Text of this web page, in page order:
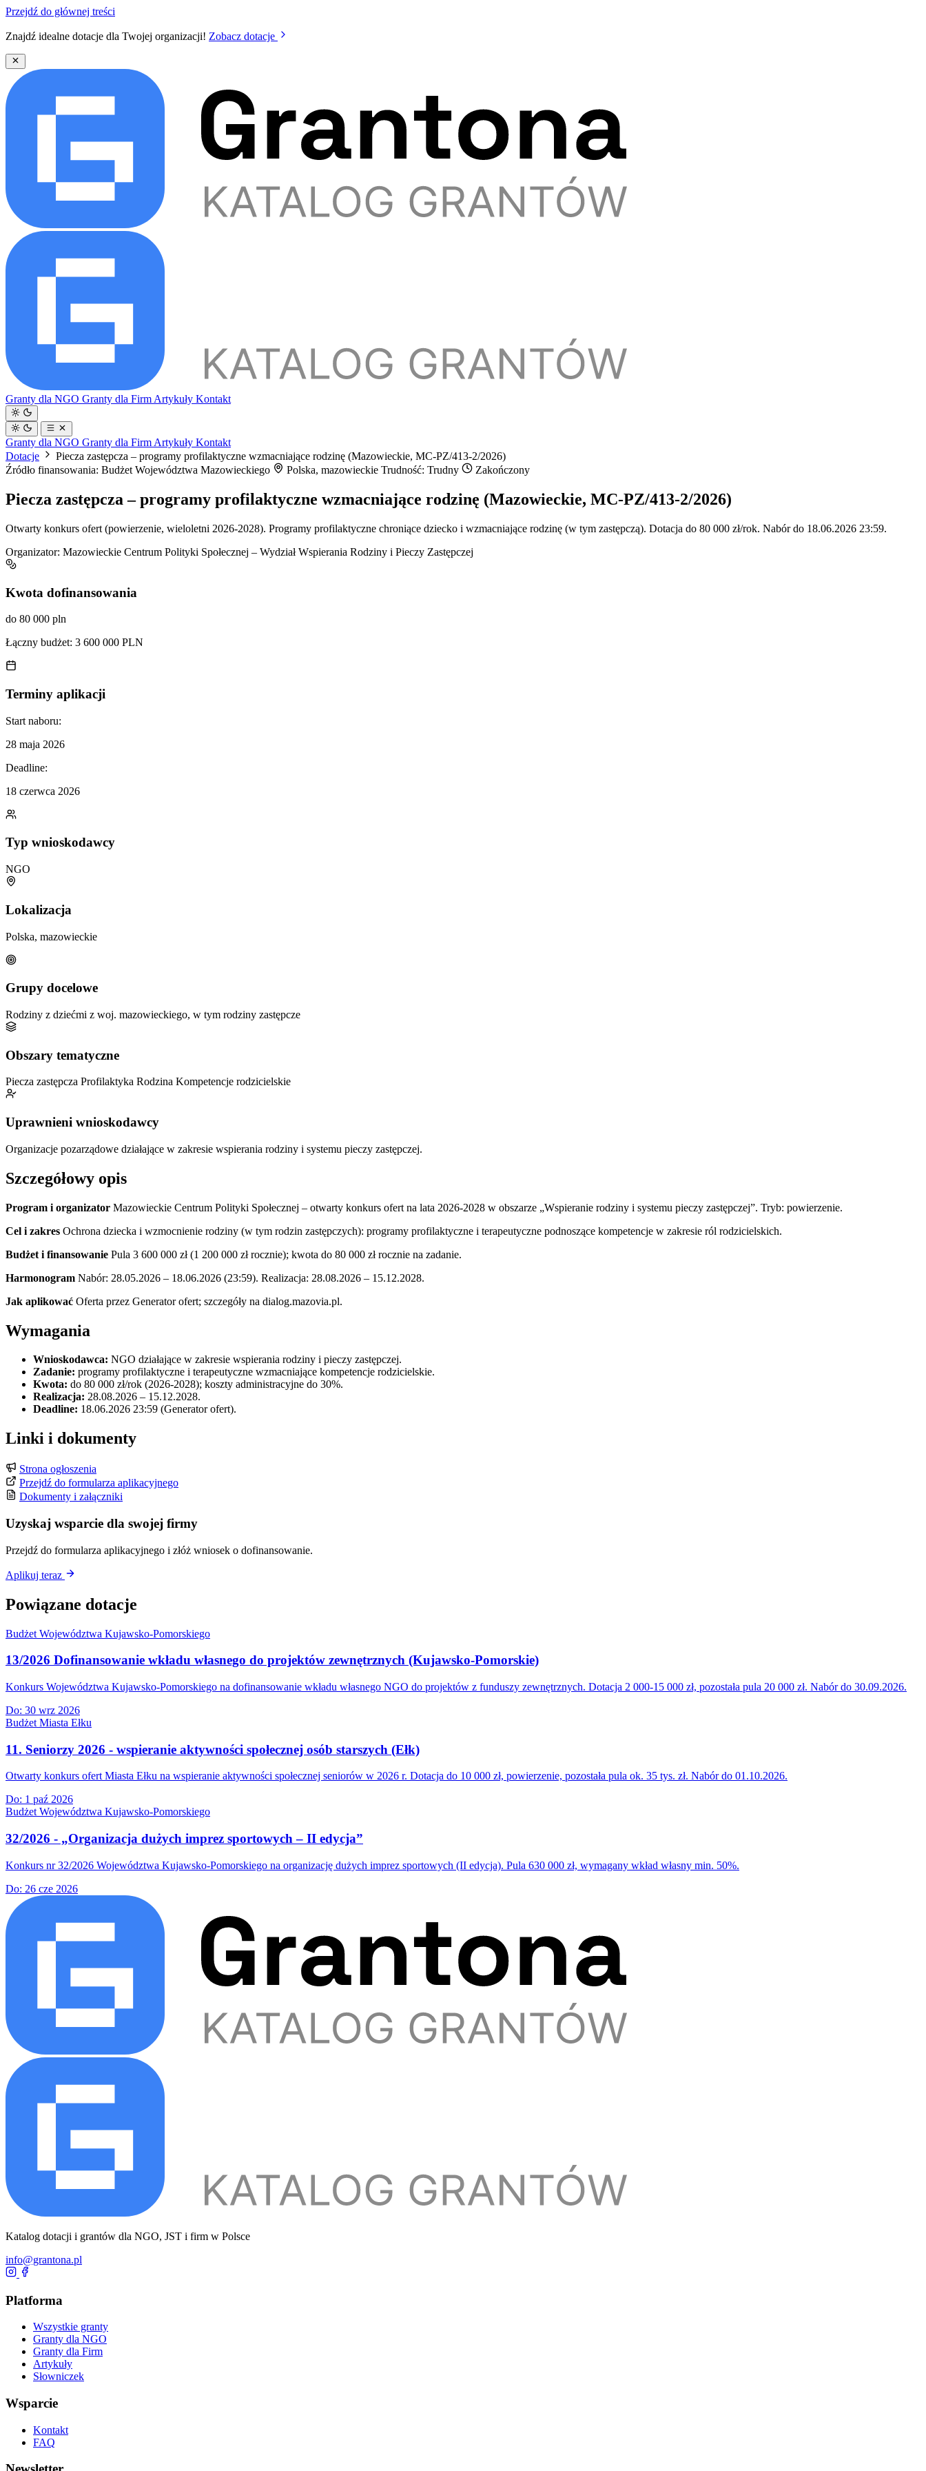
Przejdź do głównej treści
Znajdź idealne dotacje dla Twojej organizacji! Zobacz dotacje
Granty dla NGO Granty dla Firm Artykuły Kontakt
Granty dla NGO Granty dla Firm Artykuły Kontakt
Dotacje
Piecza zastępcza – programy profilaktyczne wzmacniające rodzinę (Mazowieckie, MC-PZ/413-2/2026)
Źródło finansowania: Budżet Województwa Mazowieckiego
Polska, mazowieckie Trudność: Trudny Zakończony
Piecza zastępcza – programy profilaktyczne wzmacniające rodzinę (Mazowieckie, MC-PZ/413-2/2026)
Otwarty konkurs ofert (powierzenie, wieloletni 2026-2028). Programy profilaktyczne chroniące dziecko i wzmacniające rodzinę (w tym zastępczą). Dotacja do 80 000 zł/rok. Nabór do 18.06.2026 23:59.
Organizator: Mazowieckie Centrum Polityki Społecznej – Wydział Wspierania Rodziny i Pieczy Zastępczej
Kwota dofinansowania
do 80 000 pln
Łączny budżet: 3 600 000 PLN
Terminy aplikacji
Start naboru:
28 maja 2026
Deadline:
18 czerwca 2026
Typ wnioskodawcy
NGO
Lokalizacja
Polska, mazowieckie
Grupy docelowe
Rodziny z dziećmi z woj. mazowieckiego, w tym rodziny zastępcze
Obszary tematyczne
Piecza zastępcza Profilaktyka Rodzina Kompetencje rodzicielskie
Uprawnieni wnioskodawcy
Organizacje pozarządowe działające w zakresie wspierania rodziny i systemu pieczy zastępczej.
Szczegółowy opis
Program i organizator Mazowieckie Centrum Polityki Społecznej – otwarty konkurs ofert na lata 2026-2028 w obszarze „Wspieranie rodziny i systemu pieczy zastępczej”. Tryb: powierzenie.
Cel i zakres Ochrona dziecka i wzmocnienie rodziny (w tym rodzin zastępczych): programy profilaktyczne i terapeutyczne podnoszące kompetencje w zakresie ról rodzicielskich.
Budżet i finansowanie Pula 3 600 000 zł (1 200 000 zł rocznie); kwota do 80 000 zł rocznie na zadanie.
Harmonogram Nabór: 28.05.2026 – 18.06.2026 (23:59). Realizacja: 28.08.2026 – 15.12.2028.
Jak aplikować Oferta przez Generator ofert; szczegóły na dialog.mazovia.pl.
Wymagania
Wnioskodawca: NGO działające w zakresie wspierania rodziny i pieczy zastępczej.
Zadanie: programy profilaktyczne i terapeutyczne wzmacniające kompetencje rodzicielskie.
Kwota: do 80 000 zł/rok (2026-2028); koszty administracyjne do 30%.
Realizacja: 28.08.2026 – 15.12.2028.
Deadline: 18.06.2026 23:59 (Generator ofert).
Linki i dokumenty
Strona ogłoszenia
Przejdź do formularza aplikacyjnego
Dokumenty i załączniki
Uzyskaj wsparcie dla swojej firmy
Przejdź do formularza aplikacyjnego i złóż wniosek o dofinansowanie.
Aplikuj teraz
Powiązane dotacje
Budżet Województwa Kujawsko-Pomorskiego
13/2026 Dofinansowanie wkładu własnego do projektów zewnętrznych (Kujawsko-Pomorskie)
Konkurs Województwa Kujawsko-Pomorskiego na dofinansowanie wkładu własnego NGO do projektów z funduszy zewnętrznych. Dotacja 2 000-15 000 zł, pozostała pula 20 000 zł. Nabór do 30.09.2026.
Do: 30 wrz 2026
Budżet Miasta Ełku
11. Seniorzy 2026 - wspieranie aktywności społecznej osób starszych (Ełk)
Otwarty konkurs ofert Miasta Ełku na wspieranie aktywności społecznej seniorów w 2026 r. Dotacja do 10 000 zł, powierzenie, pozostała pula ok. 35 tys. zł. Nabór do 01.10.2026.
Do: 1 paź 2026
Budżet Województwa Kujawsko-Pomorskiego
32/2026 - „Organizacja dużych imprez sportowych – II edycja”
Konkurs nr 32/2026 Województwa Kujawsko-Pomorskiego na organizację dużych imprez sportowych (II edycja). Pula 630 000 zł, wymagany wkład własny min. 50%.
Do: 26 cze 2026
Katalog dotacji i grantów dla NGO, JST i firm w Polsce
info@grantona.pl
Platforma
Wszystkie granty
Granty dla NGO
Granty dla Firm
Artykuły
Słowniczek
Wsparcie
Kontakt
FAQ